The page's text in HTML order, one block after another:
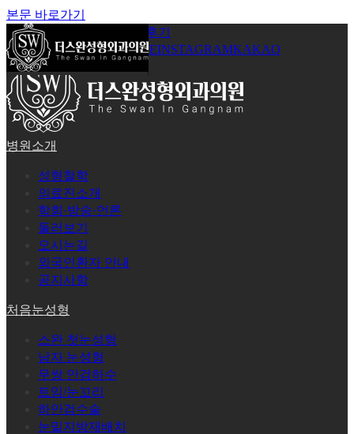
본문 바로가기
공지사항
시술후기
로그인회원가입YOUTUBEINSTAGRAMKAKAO
병원소개
성형철학
의료진소개
학회·방송·언론
둘러보기
오시는길
외국인환자 안내
공지사항
처음눈성형
스완 첫눈성형
남자 눈성형
무쌍 안검하수
트임/눈꼬리
하안검수술
눈밑지방재배치